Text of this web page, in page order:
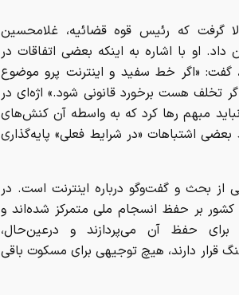
گرفت که رئیس قوه قضائیه، غلامحسین
او با اشاره به اینکه بعضی اتفاقات در
گفت: «اگر خط سفید و اینترنت پرو موضوع
تخلف هست برخورد قانونی شود.» اژه‌ای در
مبهم رها کرد که به واسطه آن کنش‌های
اشتباهات «در شرایط فعلی» پایه‌گذاری
بحث و گفت‌وگو درباره اینترنت است. در
بر حفظ انسجام ملی متمرکز شده‌اند و
برای حفظ آن می‌پردازند و درعین‌حال،
دارند، هیچ توجیهی برای مسکوت باقی